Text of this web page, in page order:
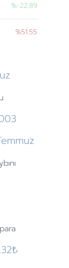
%-22.89
%51.55
para